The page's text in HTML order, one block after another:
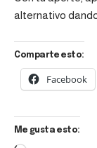
alternativo
Comparte esto:
Facebook
Me gusta esto: